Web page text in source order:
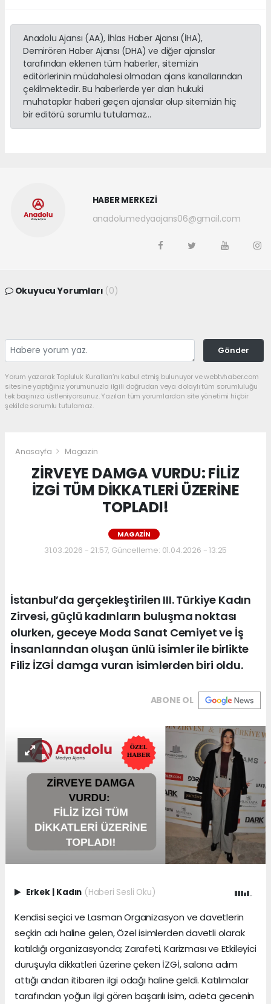
Anadolu Ajansı (AA), İhlas Haber Ajansı (İHA),
Demirören Haber Ajansı (DHA) ve diğer ajanslar
tarafından eklenen tüm haberler, sitemizin
editörlerinin müdahalesi olmadan ajans kanallarından
çekilmektedir. Bu haberlerde yer alan hukuki
muhataplar haberi geçen ajanslar olup sitemizin hiç
bir editörü sorumlu tutulamaz...
HABER MERKEZİ
anadolumedyaajans06@gmail.com
Okuyucu Yorumları (0)
Gönder
Yorum yazarak Topluluk Kuralları’nı kabul etmiş bulunuyor ve webtvhaber.com
sitesine yaptığınız yorumunuzla ilgili doğrudan veya dolaylı tüm sorumluluğu
tek başınıza üstleniyorsunuz. Yazılan tüm yorumlardan site yönetimi hiçbir
şekilde sorumlu tutulamaz.
Anasayfa Magazin
ZİRVEYE DAMGA VURDU: FİLİZ
İZGİ TÜM DİKKATLERİ ÜZERİNE
TOPLADI!
MAGAZIN
31.03.2026 - 21:57, Güncelleme: 01.04.2026 - 13:25
İstanbul’da gerçekleştirilen III. Türkiye Kadın
Zirvesi, güçlü kadınların buluşma noktası
olurken, geceye Moda Sanat Cemiyet ve İş
İnsanlarından oluşan ünlü isimler ile birlikte
Filiz İZGİ damga vuran isimlerden biri oldu.
ABONE OL
Erkek | Kadın (Haberi Sesli Oku)
Kendisi seçici ve Lasman Organizasyon ve davetlerin
seçkin adı haline gelen, Özel isimlerden davetli olarak
katıldığı organizasyonda; Zarafeti, Karizması ve Etkileyici
duruşuyla dikkatleri üzerine çeken İZGİ, salona adım
attığı andan itibaren ilgi odağı haline geldi. Katılımcılar
tarafından yoğun ilgi gören başarılı isim, adeta gecenin